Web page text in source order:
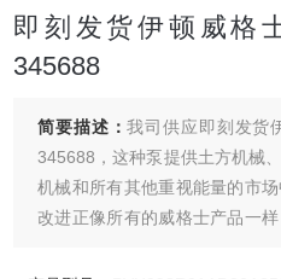
即刻发货伊顿威格
345688
简要描述：我司供应即刻发货
345688，这种泵提供土方机械
机械和所有其他重视能量的市
改进正像所有的威格士产品一